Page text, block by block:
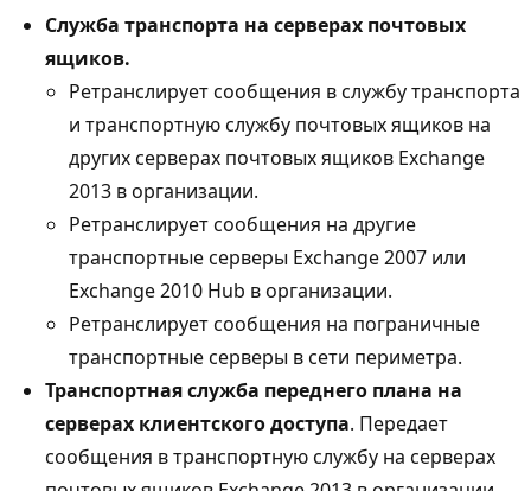
Служба транспорта на серверах почтовых
ящиков.
Ретранслирует сообщения в службу транспорта
и транспортную службу почтовых ящиков на
других серверах почтовых ящиков Exchange
2013 в организации.
Ретранслирует сообщения на другие
транспортные серверы Exchange 2007 или
Exchange 2010 Hub в организации.
Ретранслирует сообщения на пограничные
транспортные серверы в сети периметра.
Транспортная служба переднего плана на
серверах клиентского доступа. Передает
сообщения в транспортную службу на серверах